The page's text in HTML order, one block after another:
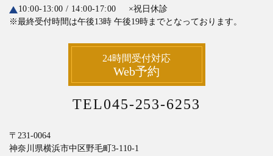
10:00-13:00 / 14:00-17:00
×祝日休診
※最終受付時間は午後13時 午後19時までとなっております。
24時間受付対応
Web予約
TEL045-253-6253
〒231-0064
神奈川県横浜市中区野毛町3-110-1